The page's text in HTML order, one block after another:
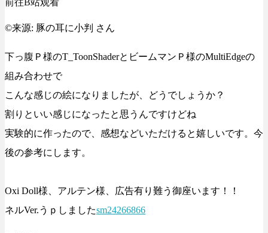
前往B站观看
©来源: 豚の耳に小判 さん
下っ腹Ｐ様のT_ToonShaderとビームマンＰ様のMultiEdgeの
組み合わせで
こんな感じの絵になりましたが、どうでしょうか？
割りといい感じになったと思うんですけどね
実験的に作ったので、感想などいただけると嬉しいです。今
後の参考にします。
Oxi Doll様、アルテン様、広告有り難う御座います！！
ネルVer.うｐしましたsm24266866